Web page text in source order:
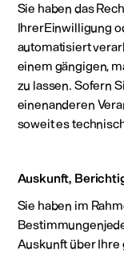
Sie haben das
IhrerEinwilligung
automatisiert
einem gängigen,
zu lassen. Sofern
einenanderen
soweit es
Auskunft,
Sie haben im
Auskunft über